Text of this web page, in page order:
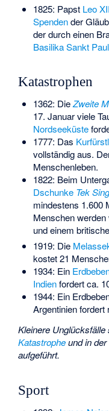
1825: Papst Leo
Spendender
der durch einen
Basilika Sankt
Katastrophen
1362: DieZweite
17. Januar viele
Nordseeküste
1777: Das
vollständig aus.
Menschenleben.
1822: Beim
Dschunke Tek Sing
mindestens 1.600
Menschen
und einem
1919: Die
kostet 21
1934: Ein
Indienfordert ca.
1944: Ein
Argentinien fordert
Kleinere
Katastropheund in der
aufgeführt.
Sport